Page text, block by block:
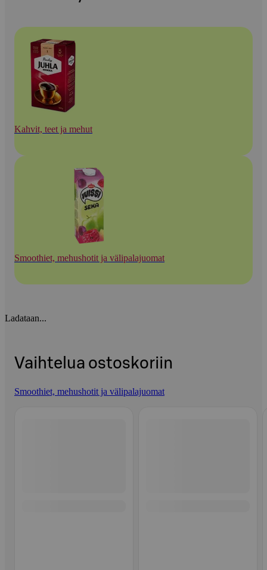
Kahvit, teet ja mehut
Smoothiet, mehushotit ja välipalajuomat
Ladataan...
Vaihtelua ostoskoriin
Smoothiet, mehushotit ja välipalajuomat